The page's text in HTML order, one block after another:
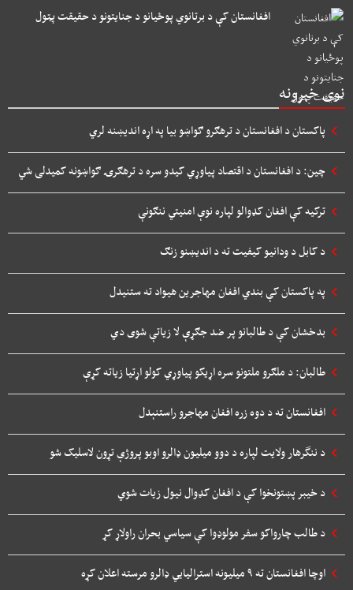
افغانستان کې د برتانوي پوځیانو د جنایتونو د حقیقت پټول
نوی خبرونه
پاکستان د افغانستان د ترهګرو ګواښو بیا په اړه اندیښنه لري
چین: د افغانستان د اقتصاد پیاوړي کیدو سره د ترهګرۍ ګواښونه کمیدلی شي
ترکیه کې افغان کډوالو لپاره نوې امنیتي ننګونې
د کابل د ودانیو کیفیت ته د اندیښنو زنګ
په پاکستان کې بندي افغان مهاجرین هیواد ته ستنیدل
بدخشان کې د طالبانو پر ضد جګړې لا زیاتې شوی دي
طالبان: د ملګرو ملتونو سره اړیکو پیاوړي کولو اړتیا زیاته کړې
افغانستان ته د دوه زره افغان مهاجرو راستنېدل
د ننگرهار ولایت لپاره د دوو میلیون ډالرو اوبو پروژې تړون لاسلیک شو
د خیبر پښتونخوا کې د افغان کډوال نیول زیات شوي
د طالب چارواکو سفر مولوډوا کې سیاسي بحران راولاړ کړ
اوچا افغانستان ته ۹ میلیونه استرالیایي ډالرو مرسته اعلان کړه